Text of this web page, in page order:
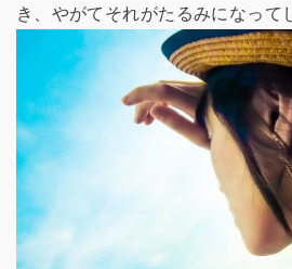
き、やがてそれがたるみになって